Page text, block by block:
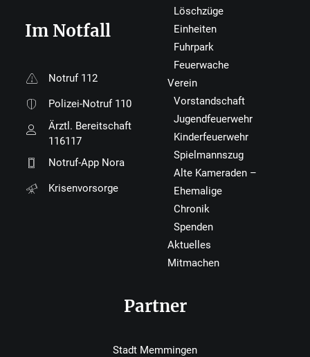
Im Notfall
Notruf 112
Polizei-Notruf 110
Ärztl. Bereitschaft
116117
Notruf-App Nora
Krisenvorsorge
Löschzüge
Einheiten
Fuhrpark
Feuerwache
Verein
Vorstandschaft
Jugendfeuerwehr
Kinderfeuerwehr
Spielmannszug
Alte Kameraden –
Ehemalige
Chronik
Spenden
Aktuelles
Mitmachen
Partner
Stadt Memmingen